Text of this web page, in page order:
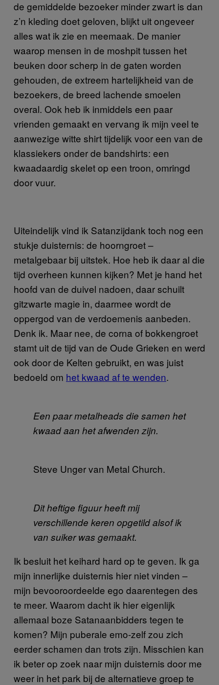
de gemiddelde bezoeker minder zwart is dan
z’n kleding doet geloven, blijkt uit ongeveer
alles wat ik zie en meemaak. De manier
waarop mensen in de moshpit tussen het
beuken door scherp in de gaten worden
gehouden, de extreem hartelijkheid van de
bezoekers, de breed lachende smoelen
overal. Ook heb ik inmiddels een paar
vrienden gemaakt en vervang ik mijn veel te
aanwezige witte shirt tijdelijk voor een van de
klassiekers onder de bandshirts: een
kwaadaardig skelet op een troon, omringd
door vuur.
Uiteindelijk vind ik Satanzijdank toch nog een
stukje duisternis: de hoorngroet –
metalgebaar bij uitstek. Hoe heb ik daar al die
tijd overheen kunnen kijken? Met je hand het
hoofd van de duivel nadoen, daar schuilt
gitzwarte magie in, daarmee wordt de
oppergod van de verdoemenis aanbeden.
Denk ik. Maar nee, de corna of bokkengroet
stamt uit de tijd van de Oude Grieken en werd
ook door de Kelten gebruikt, en was juist
bedoeld om het kwaad af te wenden.
Een paar metalheads die samen het
kwaad aan het afwenden zijn.
Steve Unger van Metal Church.
Dit heftige figuur heeft mij
verschillende keren opgetild alsof ik
van suiker was gemaakt.
Ik besluit het keihard hard op te geven. Ik ga
mijn innerlijke duisternis hier niet vinden –
mijn bevooroordeelde ego daarentegen des
te meer. Waarom dacht ik hier eigenlijk
allemaal boze Satanaanbidders tegen te
komen? Mijn puberale emo-zelf zou zich
eerder schamen dan trots zijn. Misschien kan
ik beter op zoek naar mijn duisternis door me
weer in het park bij de alternatieve groep te